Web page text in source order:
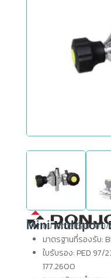
Mini Multiport
ขนาดการเชื่อมต่อ: 1/
มาตรฐานที่รองรับ:
ใบรับรอง: PED 97/
177.2600